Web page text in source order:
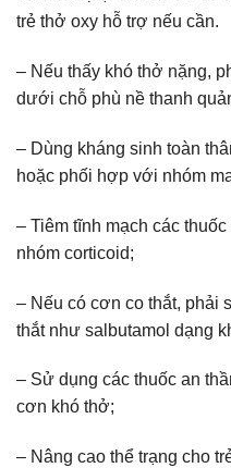
trẻ thở oxy hỗ trợ nếu cần.
– Nếu thấy khó thở nặng,
dưới chỗ phù nề thanh
– Dùng kháng sinh toàn
hoặc phối hợp với nhóm
– Tiêm tĩnh mạch các
nhóm corticoid;
– Nếu có cơn co thắt, phải
thắt như salbutamol dạng
– Sử dụng các thuốc an
cơn khó thở;
– Nâng cao thể trạng cho